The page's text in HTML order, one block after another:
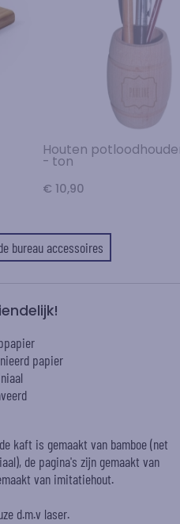
Houten
- ton
€ 10,90
bureau accessoires
papier
kaft is gemaakt van bamboe (net
de pagina's zijn gemaakt van
van imitatiehout.
d.m.v laser.